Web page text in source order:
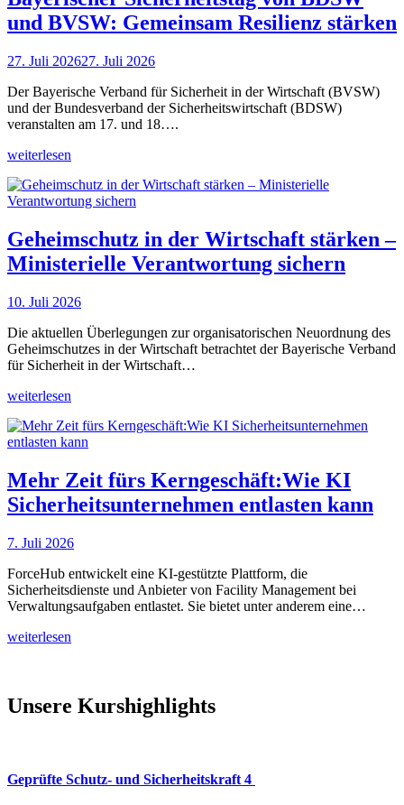
und BVSW: Gemeinsam Resilienz stärken
27. Juli 202627. Juli 2026
Der Bayerische Verband für Sicherheit in der Wirtschaft (BVSW)
und der Bundesverband der Sicherheitswirtschaft (BDSW)
veranstalten am 17. und 18….
weiterlesen
Geheimschutz in der Wirtschaft stärken –
Ministerielle Verantwortung sichern
10. Juli 2026
Die aktuellen Überlegungen zur organisatorischen Neuordnung des
Geheimschutzes in der Wirtschaft betrachtet der Bayerische Verband
für Sicherheit in der Wirtschaft…
weiterlesen
Mehr Zeit fürs Kerngeschäft:Wie KI
Sicherheitsunternehmen entlasten kann
7. Juli 2026
ForceHub entwickelt eine KI-gestützte Plattform, die
Sicherheitsdienste und Anbieter von Facility Management bei
Verwaltungsaufgaben entlastet. Sie bietet unter anderem eine…
weiterlesen
Unsere Kurshighlights
Geprüfte Schutz- und Sicherheitskraft 4